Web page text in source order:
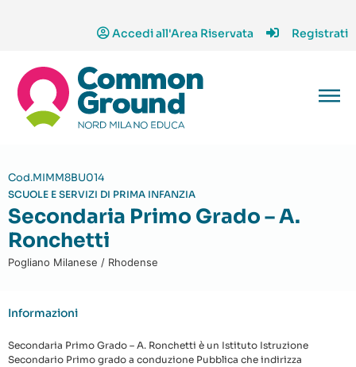
Accedi all'Area Riservata Registrati
Cod.MIMM8BU014
SCUOLE E SERVIZI DI PRIMA INFANZIA
Secondaria Primo Grado – A.
Ronchetti
Pogliano Milanese / Rhodense
Informazioni
Secondaria Primo Grado – A. Ronchetti è un Istituto Istruzione
Secondario Primo grado a conduzione Pubblica che indirizza